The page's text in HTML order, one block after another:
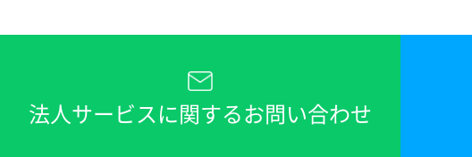
法人サービスに関するお問い合わせ